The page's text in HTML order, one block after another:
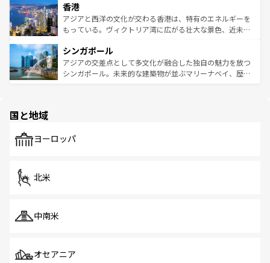
とつ。フォーやバインミー、ベトナムコーヒーなどは、ぜ
ひ現地で味わいたい。どの地域を訪れてもあたたかい人々
が旅行者を迎えてくれるので、きっと忘れられない旅にな
参照してほしい。
の活気が交差している。北部ではチェンマイなどの山岳地
帯で自然と触れ合い、南部ではプーケットやクラビの美し
いビーチでリゾート気分を楽しむことができる。タイ料理
激する。気候は一年中温暖で、どの季節にも異なる楽しみ
が待っている。親しみやすいタイの人々、仏教を中心とし
た文化、そして多様な観光資源が、訪れる旅人を魅了し続
香港
アジアと西洋の文化が交わる香港は、特有のエネルギーを
もっている。ヴィクトリア湾に広がる壮大な景色、近未来
み、どこを訪れても感動するはず。観光スポットが密集し
ており、効率よく見どころを回れるのも魅力。息をのむよ
うな絶景から文化的な体験まで、香港を存分に楽しみ尽く
シンガポール
アジアの交差点として多文化が融合した独自の魅力を放つ
シンガポール。未来的な建築物が並ぶマリーナベイ、歴史
で、ホーカーズは地元の風情を楽しめる外せないスポット
国と地域
ヨーロッパ
北米
中南米
オセアニア